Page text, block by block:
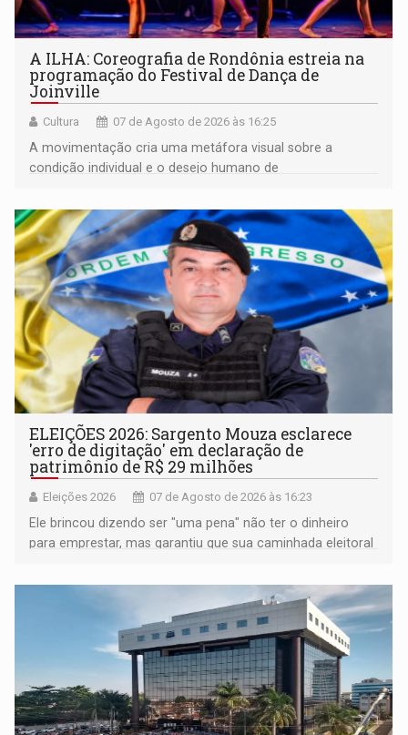
A ILHA: Coreografia de Rondônia estreia na
programação do Festival de Dança de
Joinville
Cultura 07 de Agosto de 2026 às 16:25
A movimentação cria uma metáfora visual sobre a
condição individual e o desejo humano de
ELEIÇÕES 2026: Sargento Mouza esclarece
'erro de digitação' em declaração de
patrimônio de R$ 29 milhões
Eleições 2026 07 de Agosto de 2026 às 16:23
Ele brincou dizendo ser "uma pena" não ter o dinheiro
para emprestar, mas garantiu que sua caminhada eleitoral